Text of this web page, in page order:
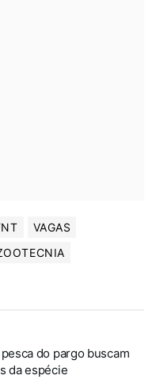
VAGAS
do pargo buscam
da espécie